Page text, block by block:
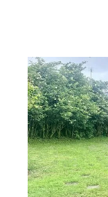
VERMENTON
94 m2, 3
Ref : 19575
Maison à
199
Century 21